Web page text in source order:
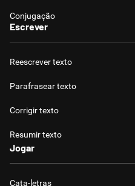
Conjugação
Escrever
Reescrever texto
Parafrasear texto
Corrigir texto
Resumir texto
Jogar
Cata-letras